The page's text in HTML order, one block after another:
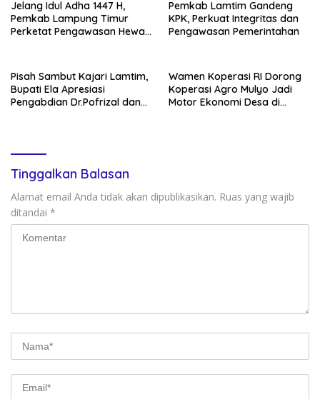
Jelang Idul Adha 1447 H,
Pemkab Lampung Timur
Perketat Pengawasan Hewan
Pemkab Lamtim Gandeng
KPK, Perkuat Integritas dan
Pengawasan Pemerintahan
Pisah Sambut Kajari Lamtim,
Bupati Ela Apresiasi
Pengabdian Dr.Pofrizal dan
Wamen Koperasi RI Dorong
Koperasi Agro Mulyo Jadi
Motor Ekonomi Desa di
Tinggalkan Balasan
Alamat email Anda tidak akan dipublikasikan. Ruas yang wajib
ditandai *